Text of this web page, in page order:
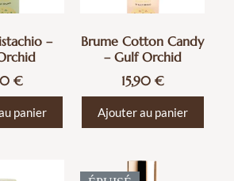
–
€
panier
Brume Cotton Candy
– Gulf Orchid
15,90 €
Ajouter au panier